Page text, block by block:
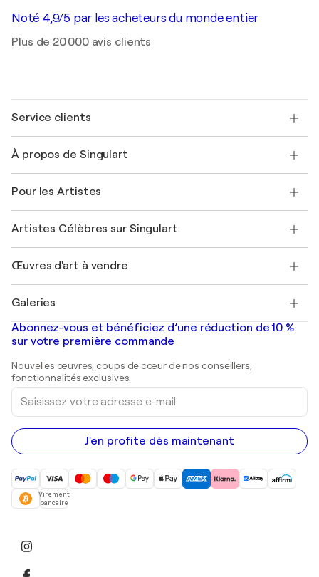
Noté 4,9/5 par les acheteurs du monde entier
Plus de 20 000 avis clients
Service clients
Expédition
Offrir une carte cadeau
Rejoignez notre programme commercial
Mon compte
+33 1 76 44 06 42
À propos de Singulart
FAQ
Magazine Singulart
Emplois
Découvrez une sélection d'art original
Pour les Artistes
Se connecter en tant qu'Artiste
Artistes Célèbres sur Singulart
Marc Chagall
Banksy
Mr. Brainwash
Shepard Fairey
Œuvres d'art à vendre
Tableaux abstraits à vendre
Peintures de paysage
Estampes
Peintures acryliques
Galeries
Galeries d'art en France
Galeries d'art en Belgique
Abonnez-vous et bénéficiez d’une réduction de 10 %
sur votre première commande
Nouvelles œuvres, coups de cœur de nos conseillers,
fonctionnalités exclusives.
Saisissez
votre
adresse
e-
mail
J'en profite dès maintenant
Virement
bancaire